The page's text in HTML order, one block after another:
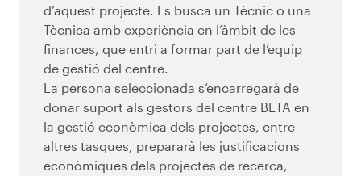
d’aquest projecte. Es busca un Tècnic o una
Tècnica amb experiència en l’àmbit de les
finances, que entri a formar part de l’equip
de gestió del centre.
La persona seleccionada s’encarregarà de
donar suport als gestors del centre BETA en
la gestió econòmica dels projectes, entre
altres tasques, prepararà les justificacions
econòmiques dels projectes de recerca,